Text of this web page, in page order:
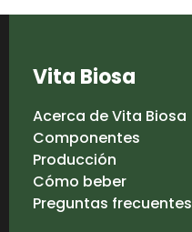
Vita Biosa
Acerca de Vita Biosa
Componentes
Producción
Cómo beber
Preguntas frecuentes